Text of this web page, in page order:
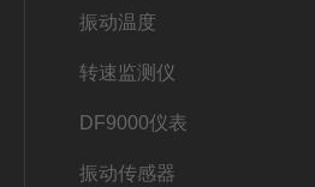
振动温度
转速监测仪
DF9000仪表
振动传感器